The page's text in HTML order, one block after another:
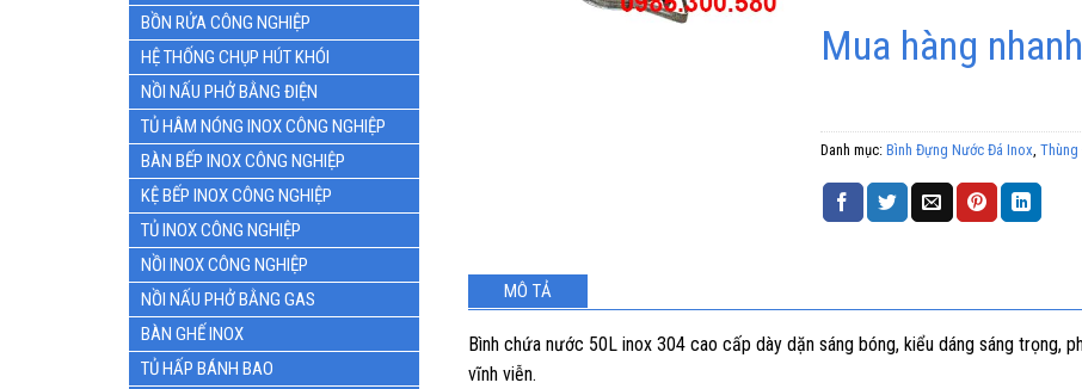
BỒN RỬA CÔNG NGHIỆP
HỆ THỐNG CHỤP HÚT KHÓI
NỒI NẤU PHỞ BẰNG ĐIỆN
TỦ HÂM NÓNG INOX CÔNG NGHIỆP
BÀN BẾP INOX CÔNG NGHIỆP
KỆ BẾP INOX CÔNG NGHIỆP
TỦ INOX CÔNG NGHIỆP
NỒI INOX CÔNG NGHIỆP
NỒI NẤU PHỞ BẰNG GAS
BÀN GHẾ INOX
TỦ HẤP BÁNH BAO
Mua hàng
Danh mục: Bình Đựng Nước Đá Inox Thùng
MÔ TẢ
Bình chứa nước 50L inox 304 cao cấp dày dặn sáng bóng, kiểu dáng sáng trọng,
vĩnh viễn.